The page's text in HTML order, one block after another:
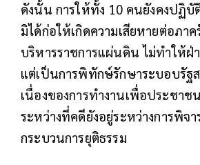
ดังนั้น การให้ทั้ง 10 คนยังคงปฏิ
มิได้ก่อให้เกิดความเสียหายต่อภา
บริหารราชการแผ่นดิน ไม่ทำให้ฝ่
แต่เป็นการพิทักษ์รักษาระบอบรัฐ
เนื่องของการทำงานเพื่อประชาช
ระหว่างที่คดียังอยู่ระหว่างการพิจ
กระบวนการยุติธรรม